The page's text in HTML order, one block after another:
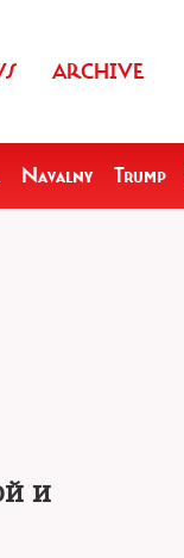
ARCHIVE
Navalny Trump
и